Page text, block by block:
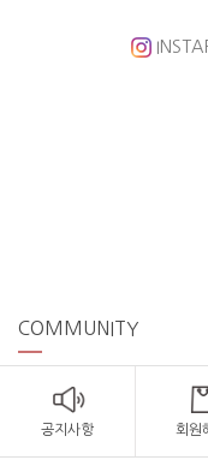
COMMUNITY
공지사항 회원